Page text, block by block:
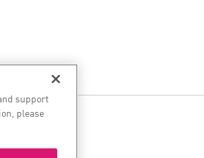
support
please